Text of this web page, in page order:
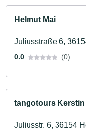
Helmut Mai
Juliusstraße 6,
0.0 (0)
tangotours
Juliusstr. 6, 36154